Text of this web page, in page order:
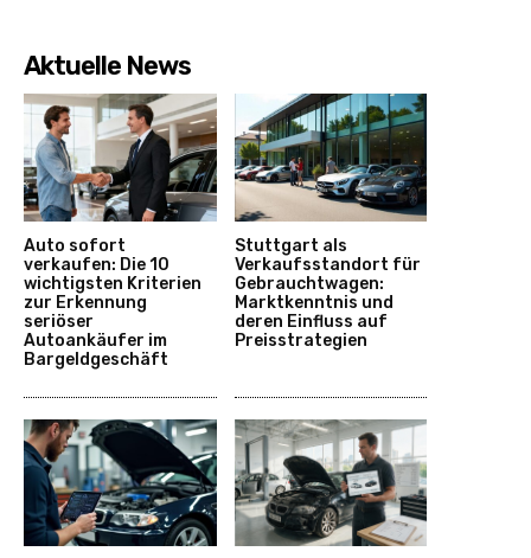
Aktuelle News
Auto sofort
verkaufen: Die 10
wichtigsten Kriterien
zur Erkennung
seriöser
Autoankäufer im
Bargeldgeschäft
Stuttgart als
Verkaufsstandort für
Gebrauchtwagen:
Marktkenntnis und
deren Einfluss auf
Preisstrategien